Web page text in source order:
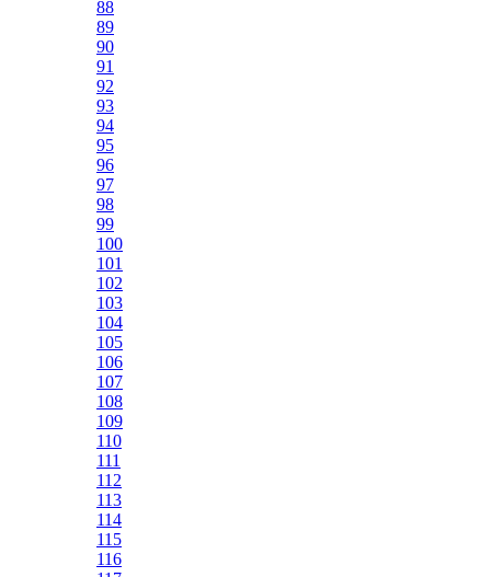
88
89
90
91
92
93
94
95
96
97
98
99
100
101
102
103
104
105
106
107
108
109
110
111
112
113
114
115
116